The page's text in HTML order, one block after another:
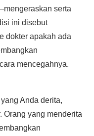
serta
ini disebut
dokter apakah ada
mencegahnya.
Anda derita,
Orang yang menderita